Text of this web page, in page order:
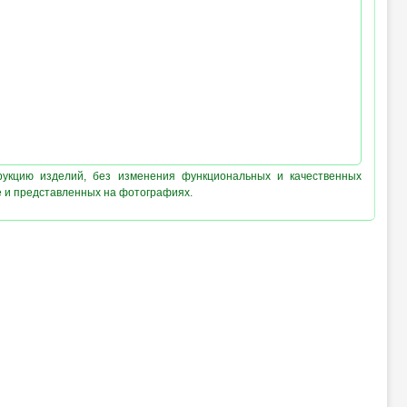
изделий, без изменения функциональных и качественных
и представленных на фотографиях.